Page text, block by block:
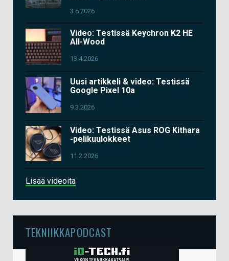
3.6.2026
Video: Testissä Keychron K2 HE
All-Wood
13.4.2026
Uusi artikkeli & video: Testissä
Google Pixel 10a
9.3.2026
Video: Testissä Asus ROG Kithara
-pelikuulokkeet
11.2.2026
Lisää videoita
TEKNIIKKAPODCAST